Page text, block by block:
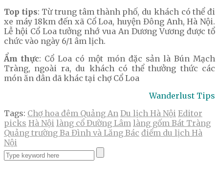
Top tips: Từ trung tâm thành phố, du khách có thể đi
xe máy 18km đến xã Cổ Loa, huyện Đông Anh, Hà Nội.
Lễ hội Cổ Loa tưởng nhớ vua An Dương Vương được tổ
chức vào ngày 6/1 âm lịch.
Ẩm thực: Cổ Loa có một món đặc sản là Bún Mạch
Tràng, ngoài ra, du khách có thể thưởng thức các
món ăn dân dã khác tại chợ Cổ Loa
Wanderlust Tips
Tags: Chợ hoa đêm Quảng An Du lịch Hà Nội Editor
picks Hà Nội làng cổ Đường Lâm làng gốm Bát Tràng
Quảng trường Ba Đình và Lăng Bác điểm du lịch Hà
Nội